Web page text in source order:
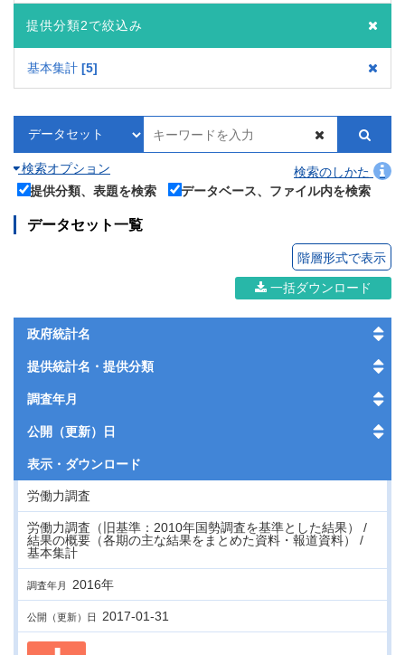
提供分類2で絞込み
基本集計 5
検索オプション
検索のしかた
提供分類、表題を検索
データベース、ファイル内を検索
データセット一覧
階層形式で表示
一括ダウンロード
政府統計名
提供統計名・提供分類
調査年月
公開（更新）日
表示・ ダウンロード
労働力調査
労働力調査（旧基準：2010年国勢調査を基準とした結果） /
結果の概要（各期の主な結果をまとめた資料・報道資料） /
基本集計
調査年月 2016年
公開（更新）日 2017-01-31